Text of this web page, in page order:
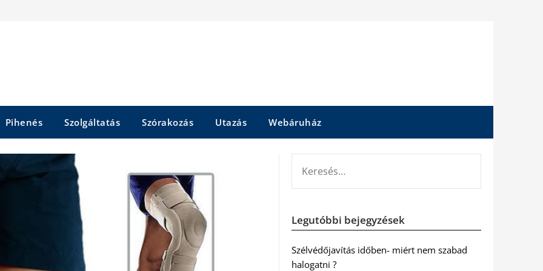
Pihenés Szolgáltatás Szórakozás Utazás Webáruház
Legutóbbi bejegyzések
Szélvédőjavítás időben- miért nem szabad
halogatni ?